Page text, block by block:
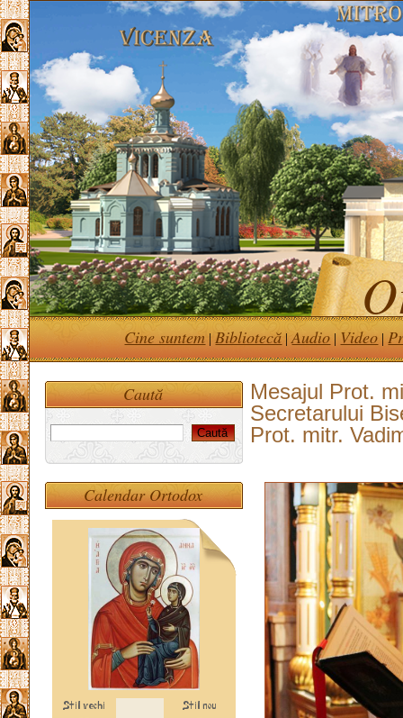
Cine suntem | Bibliotecă |Audio | Video |
Mesajul Prot.
Secretarului
Prot. mitr.
Caută
Calendar Ortodox